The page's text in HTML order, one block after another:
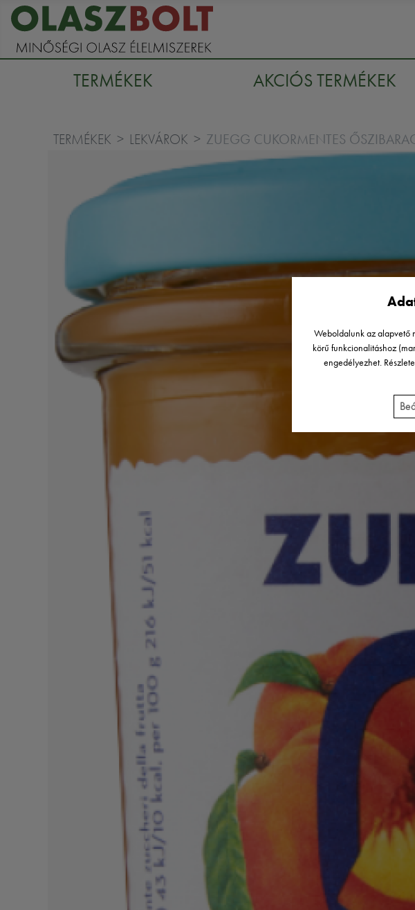
TERMÉKEK AKCIÓS TERMÉKEK
TERMÉKEK LEKVÁROK ZUEGG CUKORMENTES
Weboldalunk az alapvető
körű funkcionalitáshoz
engedélyezhet.